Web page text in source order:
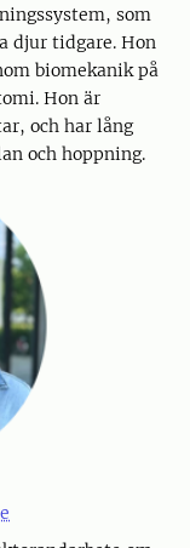
som
djur tidgare. Hon
biomekanik på
Hon är
och har lång
och hoppning.